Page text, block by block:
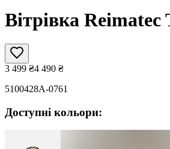
Вітрівка Reimatec
3 499 ₴4 490 ₴
5100428A-0761
Доступні кольори: